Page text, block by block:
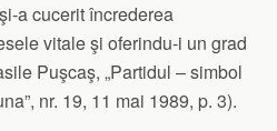
a cucerit încrederea
vitale şi oferindu-i un grad
Puşcaş, „Partidul – simbol
nr. 19, 11 mai 1989, p. 3).